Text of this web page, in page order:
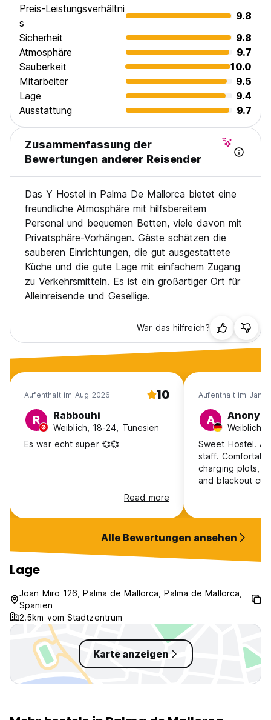
Preis-Leistungsverhältni
s
9.8
Sicherheit
9.8
Atmosphäre
9.7
Sauberkeit
10.0
Mitarbeiter
9.5
Lage
9.4
Ausstattung
9.7
Zusammenfassung der
Bewertungen anderer Reisender
Das Y Hostel in Palma De Mallorca bietet eine
freundliche Atmosphäre mit hilfsbereitem
Personal und bequemen Betten, viele davon mit
Privatsphäre-Vorhängen. Gäste schätzen die
sauberen Einrichtungen, die gut ausgestattete
Küche und die gute Lage mit einfachem Zugang
zu Verkehrsmitteln. Es ist ein großartiger Ort für
Alleinreisende und Gesellige.
War das hilfreich?
Aufenthalt im Aug 2026 10
R Rabbouhi
Weiblich, 18-24, Tunesien
Es war echt super 💞💞
Read more
Aufenthalt im Jan
A Anonym
Sweet Hostel.
staff.
charging plots,
and blackout
since it‘s
booked the
Alle Bewertungen ansehen
Lage
Joan Miro 126, Palma de Mallorca, Palma de Mallorca,
Spanien
2.5km vom Stadtzentrum
Karte anzeigen